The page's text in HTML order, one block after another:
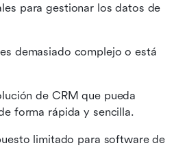
para gestionar los datos de
demasiado complejo o está
de CRM que pueda
forma rápida y sencilla.
limitado para software de